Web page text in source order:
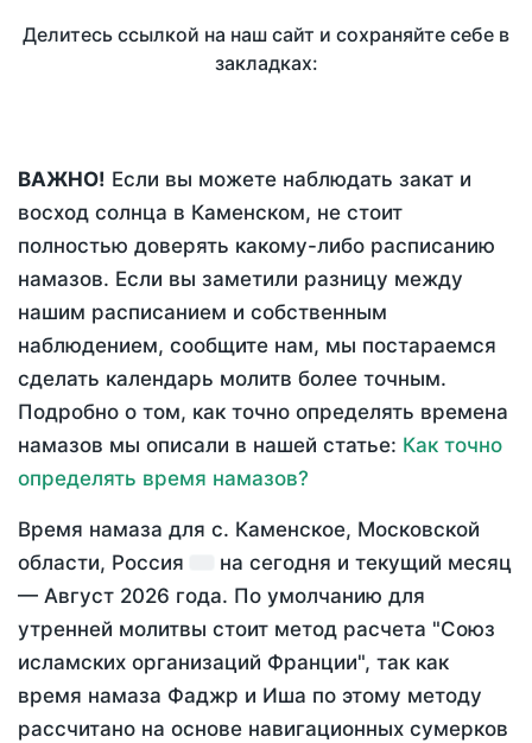
Делитесь ссылкой на наш сайт и сохраняйте себе в
закладках:
ВАЖНО! Если вы можете наблюдать закат и
восход солнца в Каменском, не стоит
полностью доверять какому-либо расписанию
намазов. Если вы заметили разницу между
нашим расписанием и собственным
наблюдением, сообщите нам, мы постараемся
сделать календарь молитв более точным.
Подробно о том, как точно определять времена
намазов мы описали в нашей статье: Как точно
определять время намазов?
Время намаза для с. Каменское, Московской
области, Россия
на сегодня и текущий месяц
— Август 2026 года. По умолчанию для
утренней молитвы стоит метод расчета "Союз
исламских организаций Франции", так как
время намаза Фаджр и Иша по этому методу
рассчитано на основе навигационных сумерков